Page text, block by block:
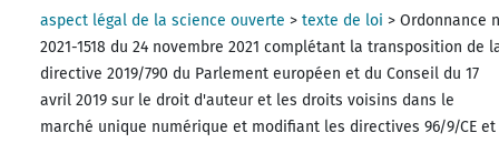
aspect légal de la science ouverte >texte de loi >Ordonnance
2021-1518 du 24 novembre 2021 complétant la transposition de
directive 2019/790 du Parlement européen et du Conseil du 17
avril 2019 sur le droit d'auteur et les droits voisins dans le
marché unique numérique et modifiant les directives 96/9/CE et